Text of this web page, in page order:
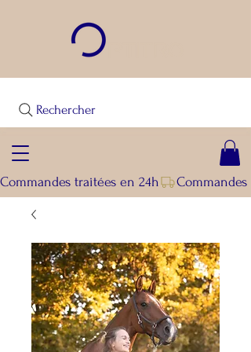
Rechercher
Commandes traitées en 24h